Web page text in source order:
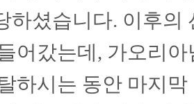
하셨습니다. 이후
어갔는데, 가오리
하시는 동안 마지